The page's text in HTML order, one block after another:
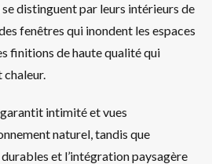
distinguent par leurs intérieurs de
fenêtres qui inondent les espaces
finitions de haute qualité qui
intimité et vues
naturel, tandis que
et l’intégration paysagère